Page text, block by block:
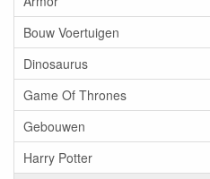
Bouw Voertuigen
Dinosaurus
Game Of Thrones
Gebouwen
Harry Potter